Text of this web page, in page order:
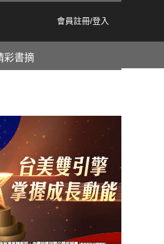
會員註冊/登入
彩書摘